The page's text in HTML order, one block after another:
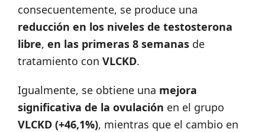
consecuentemente, se produce una
reducción en los niveles de testosterona
libre, en las primeras 8 semanas de
tratamiento con VLCKD.
Igualmente, se obtiene una mejora
significativa de la ovulación en el grupo
VLCKD (+46,1%), mientras que el cambio en